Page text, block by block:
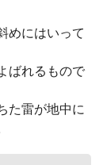
めにはいって
ばれるもので
た雷が地中に